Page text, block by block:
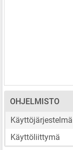
OHJELMISTO
Käyttöjärjestelmä
Käyttöliittymä